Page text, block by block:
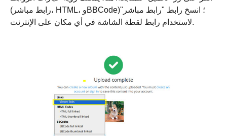
(رابط مباشر، HTML، وBBCode)؛ انسخ رابط "رابط مباشر"
لاستخدام رابط لقطة الشاشة في أي مكان على الإنترنت.